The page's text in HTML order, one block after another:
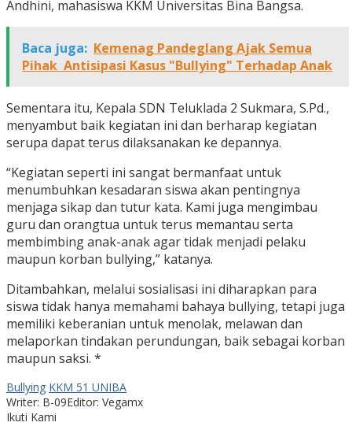
Andhini, mahasiswa KKM Universitas Bina Bangsa.
Baca juga: Kemenag Pandeglang Ajak Semua
Pihak Antisipasi Kasus "Bullying" Terhadap Anak
Sementara itu, Kepala SDN Teluklada 2 Sukmara, S.Pd.,
menyambut baik kegiatan ini dan berharap kegiatan
serupa dapat terus dilaksanakan ke depannya.
“Kegiatan seperti ini sangat bermanfaat untuk
menumbuhkan kesadaran siswa akan pentingnya
menjaga sikap dan tutur kata. Kami juga mengimbau
guru dan orangtua untuk terus memantau serta
membimbing anak-anak agar tidak menjadi pelaku
maupun korban bullying,” katanya.
Ditambahkan, melalui sosialisasi ini diharapkan para
siswa tidak hanya memahami bahaya bullying, tetapi juga
memiliki keberanian untuk menolak, melawan dan
melaporkan tindakan perundungan, baik sebagai korban
maupun saksi. *
Bullying KKM 51 UNIBA
Writer: B-09Editor: Vegamx
Ikuti Kami